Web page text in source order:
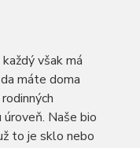
však má
máte doma
Naše bio
to je sklo nebo